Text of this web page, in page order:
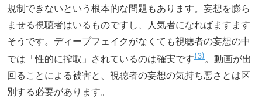
規制できないという根本的な問題もあります。妄想を膨ら
ませる視聴者はいるものですし、人気者になればますます
そうです。ディープフェイクがなくても視聴者の妄想の中
では「性的に搾取」されているのは確実です 3 。動画が出
回ることによる被害と、視聴者の妄想の気持ち悪さとは区
別する必要があります。